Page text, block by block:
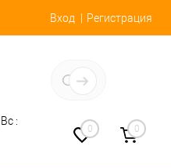
Вход Регистрация
:
0 0